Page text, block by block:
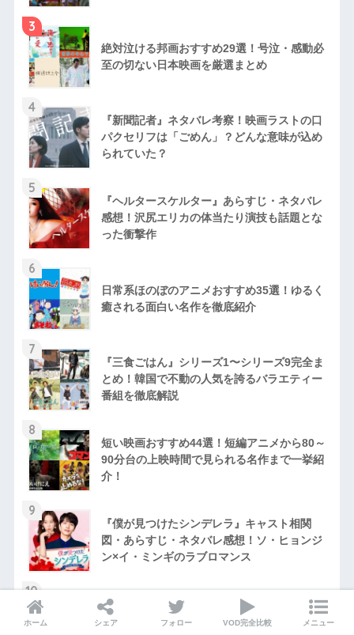
3
絶対泣ける邦画おすすめ29選！号泣・感動必
至の切ない日本映画を厳選まとめ
4
『新聞記者』ネタバレ考察！映画ラストの口
パクセリフは「ごめん」？どんな意味が込め
られていた？
5
『ヘルタースケルター』あらすじ・ネタバレ
感想！沢尻エリカの体当たり演技も話題とな
った衝撃作
6
日常系ほのぼのアニメおすすめ35選！ゆるく
癒される面白い名作を徹底紹介
7
『三食ごはん』シリーズ1〜シリーズ9完全ま
とめ！韓国で不動の人気を誇るバラエティー
番組を徹底解説
8
短い映画おすすめ44選！短編アニメから80～
90分台の上映時間で見られる名作まで一挙紹
介！
9
『僕が見つけたシンデレラ』キャスト相関
図・あらすじ・ネタバレ感想！ソ・ヒョンジ
ン×イ・ミンギのラブロマンス
10
『ミッドサマー』のグロさ・エロさをネタバ
レ解説！映画ファンの感想まとめ！R15指定
ホーム シェア フォロー VOD完全比較 メニュー